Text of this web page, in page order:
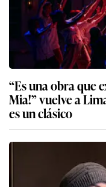
“Es una obra que
Mia!” vuelve a
es un clásico